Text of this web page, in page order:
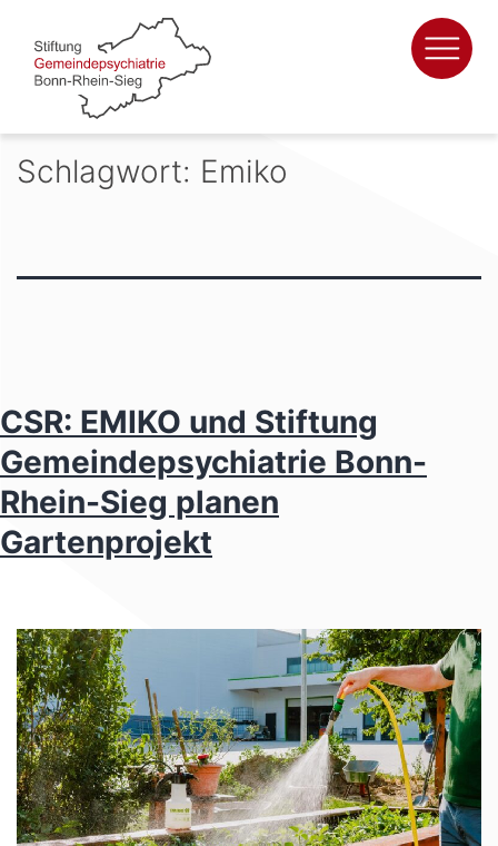
Inhalt
springen
Schlagwort: Emiko
CSR: EMIKO und Stiftung
Gemeindepsychiatrie Bonn-
Rhein-Sieg planen
Gartenprojekt